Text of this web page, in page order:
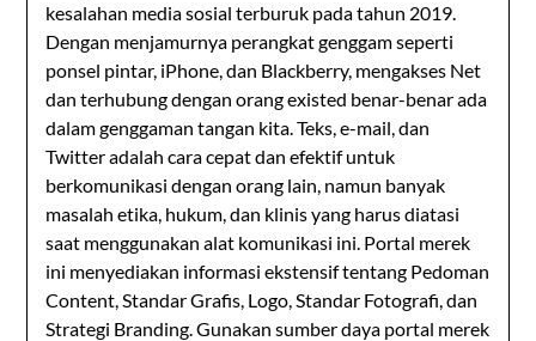
kesalahan media sosial terburuk pada tahun 2019.
Dengan menjamurnya perangkat genggam seperti
ponsel pintar, iPhone, dan Blackberry, mengakses Net
dan terhubung dengan orang existed benar-benar ada
dalam genggaman tangan kita. Teks, e-mail, dan
Twitter adalah cara cepat dan efektif untuk
berkomunikasi dengan orang lain, namun banyak
masalah etika, hukum, dan klinis yang harus diatasi
saat menggunakan alat komunikasi ini. Portal merek
ini menyediakan informasi ekstensif tentang Pedoman
Content, Standar Grafis, Logo, Standar Fotografi, dan
Strategi Branding. Gunakan sumber daya portal merek